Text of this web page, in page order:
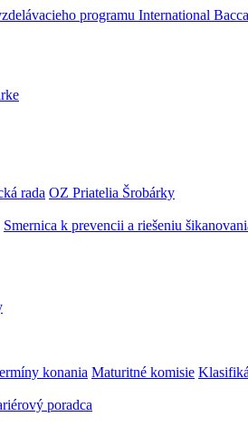
rada OZ Priatelia Šrobárky
Smernica k prevencii a riešeniu
konania Maturitné komisie
poradca